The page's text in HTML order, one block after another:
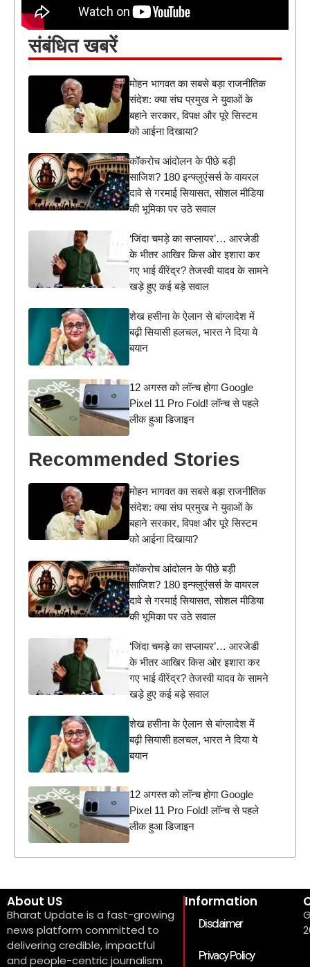
संबंधित खबरें
मोहन भागवत का सबसे बड़ा राजनीतिक
संदेश: क्या संघ प्रमुख ने युवाओं के
बहाने सरकार, विपक्ष और पूरे सिस्टम
को आईना दिखाया?
कॉकरोच आंदोलन के पीछे बड़ी
साजिश? 180 इन्फ्लुएंसर्स के वायरल
दावे से गरमाई सियासत, सोशल मीडिया
की भूमिका पर उठे सवाल
‘जिंदा चमड़े का सप्लायर’… आरजेडी
के भीतर आखिर किस ओर इशारा कर
गए भाई वीरेंद्र? तेजस्वी यादव के सामने
खड़े हुए कई बड़े सवाल
शेख हसीना के ऐलान से बांग्लादेश में
बढ़ी सियासी हलचल, भारत ने दिया ये
बयान
12 अगस्त को लॉन्च होगा Google
Pixel 11 Pro Fold! लॉन्च से पहले
लीक हुआ डिजाइन
Recommended Stories
मोहन भागवत का सबसे बड़ा राजनीतिक
संदेश: क्या संघ प्रमुख ने युवाओं के
बहाने सरकार, विपक्ष और पूरे सिस्टम
को आईना दिखाया?
कॉकरोच आंदोलन के पीछे बड़ी
साजिश? 180 इन्फ्लुएंसर्स के वायरल
दावे से गरमाई सियासत, सोशल मीडिया
की भूमिका पर उठे सवाल
‘जिंदा चमड़े का सप्लायर’… आरजेडी
के भीतर आखिर किस ओर इशारा कर
गए भाई वीरेंद्र? तेजस्वी यादव के सामने
खड़े हुए कई बड़े सवाल
शेख हसीना के ऐलान से बांग्लादेश में
बढ़ी सियासी हलचल, भारत ने दिया ये
बयान
12 अगस्त को लॉन्च होगा Google
Pixel 11 Pro Fold! लॉन्च से पहले
लीक हुआ डिजाइन
About US
Bharat Update is a fast-growing
news platform committed to
delivering credible, impactful
and people-centric journalism
Information
Disclaimer
Privacy Policy